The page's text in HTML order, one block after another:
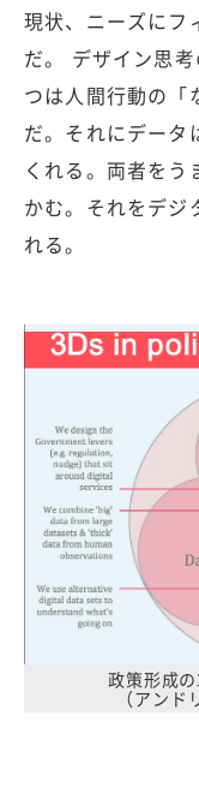
現状、ニーズにフ
だ。 デザイン思
つは人間行動の「
だ。それにデータ
くれる。両者をう
かむ。それをデジ
れる。
政策形成
（アンド